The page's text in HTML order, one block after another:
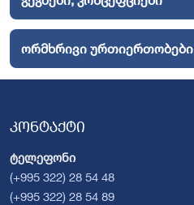
ორმხრივი ურთიერთობები
კონტაქტი
ტელეფონი
(+995 322) 28 54 48
(+995 322) 28 54 89